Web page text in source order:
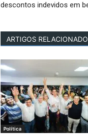
descontos indevidos em
ARTIGOS
Política